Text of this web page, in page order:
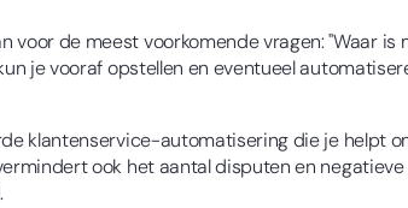
de meest voorkomende vragen: "Waar is
je vooraf opstellen en eventueel
klantenservice-automatisering die je helpt
ook het aantal disputen en